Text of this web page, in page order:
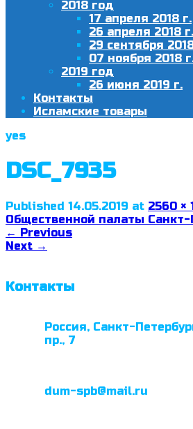
2018 год
17 апреля 2018 г.
26 апреля 2018 г.
29 сентября
07 ноября 2018
2019 год
26 июня 2019 г.
Контакты
Исламские товары
yes
DSC_7935
Published 14.05.2019 at 2560 ×
Общественной палаты Санкт-
← Previous
Next →
Контакты
Россия, Санкт-
пр., 7
dum-spb@mail.ru